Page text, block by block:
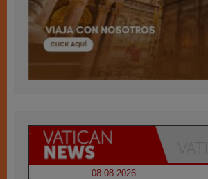
08.08.2026